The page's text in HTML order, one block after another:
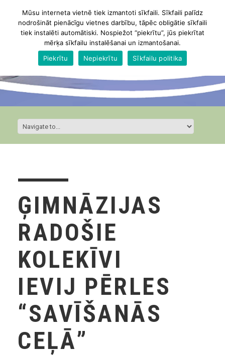
ĢIMNĀZIJAS
RADOŠIE
KOLEKĪVI
IEVIJ PĒRLES
“SAVĪŠANĀS
CEĻĀ”
Mūsu interneta vietnē tiek izmantoti sīkfaili. Sīkfaili palīdz
nodrošināt pienācīgu vietnes darbību, tāpēc obligātie sīkfaili
tiek instalēti automātiski. Nospiežot “piekrītu”, jūs piekrītat
mērķa sīkfailu instalēšanai un izmantošanai.
Piekrītu
Nepiekrītu Sīkfailu politika